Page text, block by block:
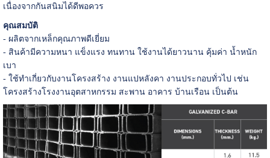
เนื่องจากกันสนิมได้ดีพอควร
คุณสมบัติ
- ผลิตจากเหล็กคุณภาพดีเยี่ยม
- สินค้ามีความหนา แข็งแรง ทนทาน ใช้งานได้ยาวนาน คุ้มค่า น้ำหนัก
เบา
- ใช้ทำเกี่ยวกับงานโครงสร้าง งานแปหลังคา งานประกอบทั่วไป เช่น
โครงสร้างโรงงานอุตสาหกรรม สะพาน อาคาร บ้านเรือน เป็นต้น